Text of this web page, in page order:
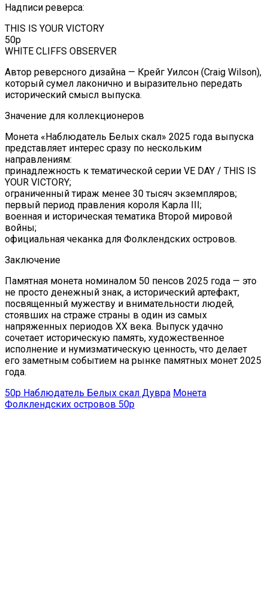
Надписи реверса:
THIS IS YOUR VICTORY
50p
WHITE CLIFFS OBSERVER
Автор реверсного дизайна — Крейг Уилсон (Craig Wilson),
который сумел лаконично и выразительно передать
исторический смысл выпуска.
Значение для коллекционеров
Монета «Наблюдатель Белых скал» 2025 года выпуска
представляет интерес сразу по нескольким
направлениям:
принадлежность к тематической серии VE DAY / THIS IS
YOUR VICTORY;
ограниченный тираж менее 30 тысяч экземпляров;
первый период правления короля Карла III;
военная и историческая тематика Второй мировой
войны;
официальная чеканка для Фолклендских островов.
Заключение
Памятная монета номиналом 50 пенсов 2025 года — это
не просто денежный знак, а исторический артефакт,
посвященный мужеству и внимательности людей,
стоявших на страже страны в один из самых
напряженных периодов XX века. Выпуск удачно
сочетает историческую память, художественное
исполнение и нумизматическую ценность, что делает
его заметным событием на рынке памятных монет 2025
года.
50р Наблюдатель Белых скал Дувра Монета
Фолклендских островов 50р